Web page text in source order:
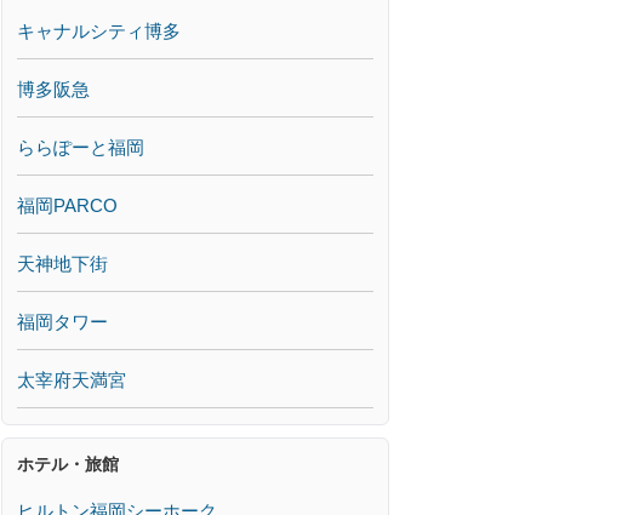
キャナルシティ博多
博多阪急
ららぽーと福岡
福岡PARCO
天神地下街
福岡タワー
太宰府天満宮
ホテル・旅館
ヒルトン福岡シーホーク